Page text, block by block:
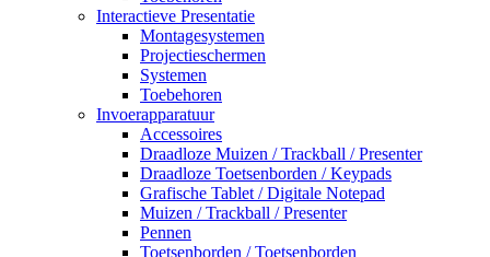
Interactieve Presentatie
Montagesystemen
Projectieschermen
Systemen
Toebehoren
Invoerapparatuur
Accessoires
Draadloze Muizen / Trackball / Presenter
Draadloze Toetsenborden / Keypads
Grafische Tablet / Digitale Notepad
Muizen / Trackball / Presenter
Pennen
Toetsenborden / Toetsenborden